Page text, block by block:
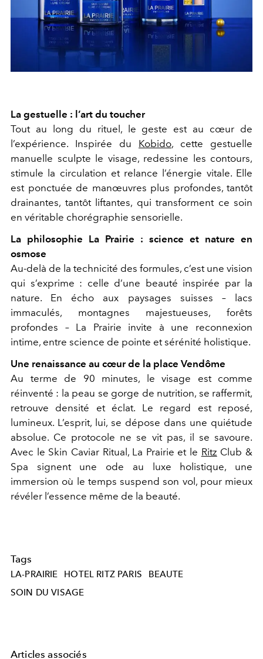
La gestuelle : l’art du toucher
Tout au long du rituel, le geste est au cœur de
l’expérience. Inspirée du Kobido, cette gestuelle
manuelle sculpte le visage, redessine les contours,
stimule la circulation et relance l’énergie vitale. Elle
est ponctuée de manœuvres plus profondes, tantôt
drainantes, tantôt liftantes, qui transforment ce soin
en véritable chorégraphie sensorielle.
La philosophie La Prairie : science et nature en
osmose
Au-delà de la technicité des formules, c’est une vision
qui s’exprime : celle d’une beauté inspirée par la
nature. En écho aux paysages suisses – lacs
immaculés, montagnes majestueuses, forêts
profondes – La Prairie invite à une reconnexion
intime, entre science de pointe et sérénité holistique.
Une renaissance au cœur de la place Vendôme
Au terme de 90 minutes, le visage est comme
réinventé : la peau se gorge de nutrition, se raffermit,
retrouve densité et éclat. Le regard est reposé,
lumineux. L’esprit, lui, se dépose dans une quiétude
absolue. Ce protocole ne se vit pas, il se savoure.
Avec le Skin Caviar Ritual, La Prairie et le Ritz Club &
Spa signent une ode au luxe holistique, une
immersion où le temps suspend son vol, pour mieux
révéler l’essence même de la beauté.
Tags
LA-PRAIRIE HOTEL RITZ PARIS
BEAUTE
SOIN DU VISAGE
Articles associés